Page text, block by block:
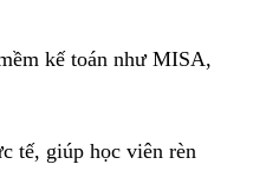
kế toán như MISA,
tế, giúp học viên rèn